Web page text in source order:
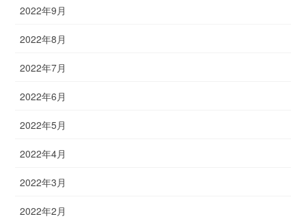
2022年9月
2022年8月
2022年7月
2022年6月
2022年5月
2022年4月
2022年3月
2022年2月